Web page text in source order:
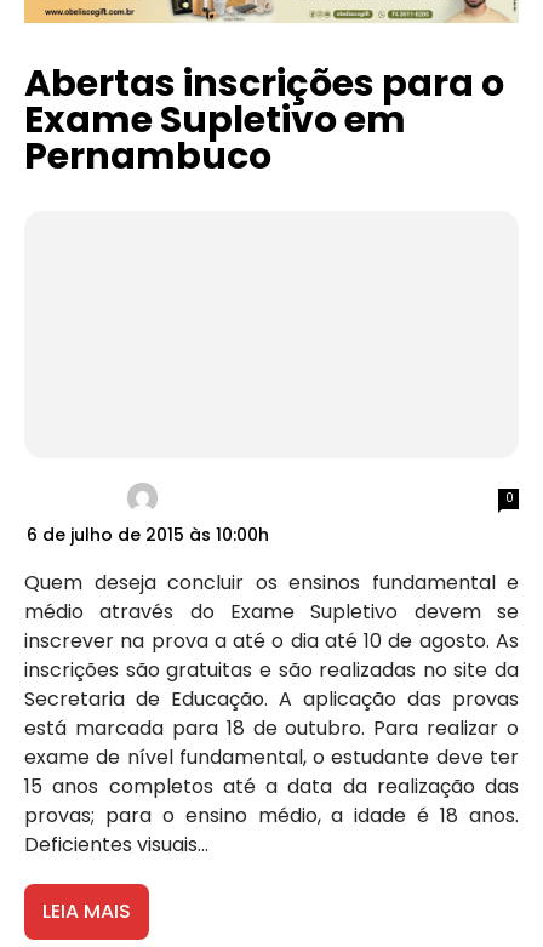
Abertas inscrições para o
Exame Supletivo em
Pernambuco
6 de julho de 2015 às 10:00h
0
Quem deseja concluir os ensinos fundamental e
médio através do Exame Supletivo devem se
inscrever na prova a até o dia até 10 de agosto. As
inscrições são gratuitas e são realizadas no site da
Secretaria de Educação. A aplicação das provas
está marcada para 18 de outubro. Para realizar o
exame de nível fundamental, o estudante deve ter
15 anos completos até a data da realização das
provas; para o ensino médio, a idade é 18 anos.
Deficientes visuais...
LEIA MAIS